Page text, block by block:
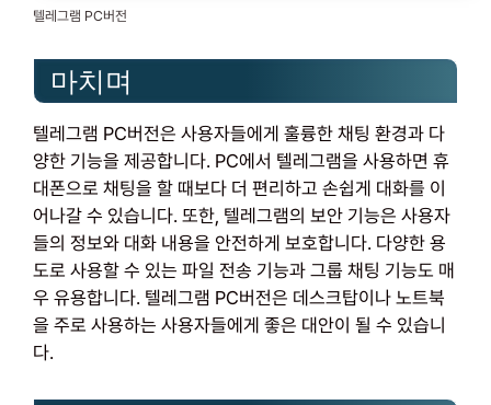
텔레그램 PC버전
마치며
텔레그램 PC버전은 사용자들에게 훌륭한 채팅 환경과 다
양한 기능을 제공합니다. PC에서 텔레그램을 사용하면 휴
대폰으로 채팅을 할 때보다 더 편리하고 손쉽게 대화를 이
어나갈 수 있습니다. 또한, 텔레그램의 보안 기능은 사용자
들의 정보와 대화 내용을 안전하게 보호합니다. 다양한 용
도로 사용할 수 있는 파일 전송 기능과 그룹 채팅 기능도 매
우 유용합니다. 텔레그램 PC버전은 데스크탑이나 노트북
을 주로 사용하는 사용자들에게 좋은 대안이 될 수 있습니
다.